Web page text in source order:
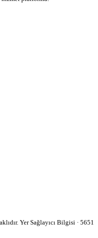
Yer Sağlayıcı Bilgisi · 5651